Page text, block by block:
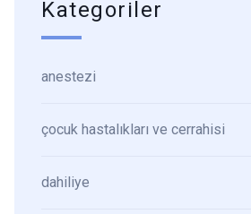
Kategoriler
anestezi
çocuk hastalıkları ve cerrahisi
dahiliye